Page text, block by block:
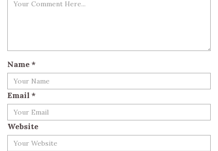
Name *
Email *
Website